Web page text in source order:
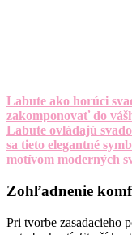
Labute ako horúci
zakomponovať do
Labute ovládajú
sa tieto elegantné
motívom moderných
Zohľadnenie
Pri tvorbe zasadacieho